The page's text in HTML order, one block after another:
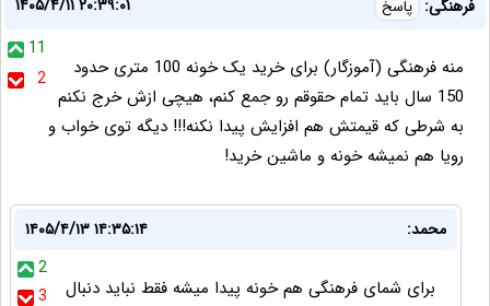
فرهنگی: پاسخ
۱۴۰۵/۴/۱۱ ۲۰:۳۹:۰۱
11
2
منه فرهنگی (آموزگار) برای خرید یک خونه 100 متری حدود
150 سال باید تمام حقوقم رو جمع کنم، هیچی ازش خرج نکنم
به شرطی که قیمتش هم افزایش پیدا نکنه!!! دیگه توی خواب و
رویا هم نمیشه خونه و ماشین خرید!
محمد:
۱۴۰۵/۴/۱۳ ۱۴:۳۵:۱۴
2
3
برای شمای فرهنگی هم خونه پیدا میشه فقط نباید دنبال